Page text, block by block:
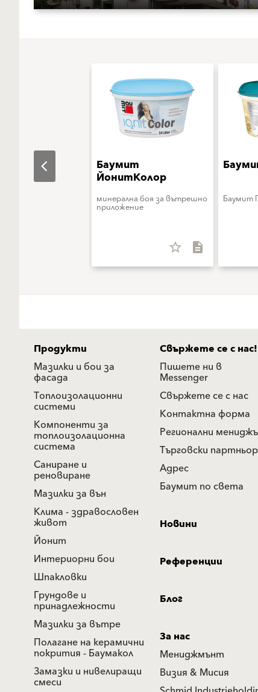
Баумит
ЙонитКолор
минерална боя за вътрешно
приложение
star_border description
Баумит
Продукти
Мазилки и бои за
фасада
Топлоизолационни
системи
Компоненти за
топлоизолационна
система
Саниране и
реновиране
Мазилки за вън
Клима - здравословен
живот
Йонит
Интериорни бои
Шпакловки
Грундове и
принадлежности
Мазилки за вътре
Полагане на керамични
покрития - Баумакол
Замазки и нивелиращи
смеси
Свържете се с нас!
Пишете ни в
Messenger
Свържете се с нас
Контактна форма
Регионални
Търговски
Адрес
Баумит по света
Новини
Референции
Блог
За нас
Мениджмънт
Визия & Мисия